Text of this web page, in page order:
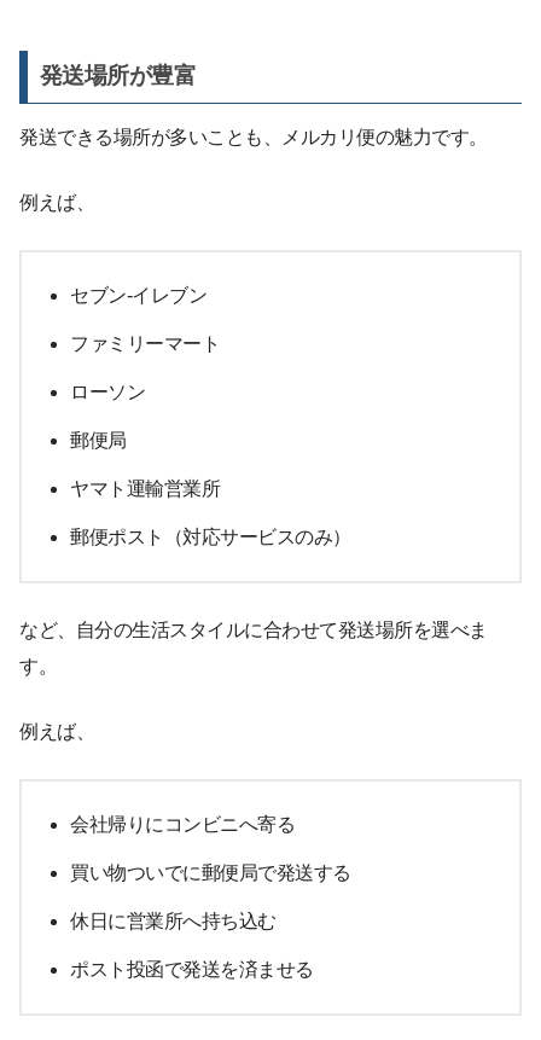
発送場所が豊富
発送できる場所が多いことも、メルカリ便の魅力です。
例えば、
セブン‐イレブン
ファミリーマート
ローソン
郵便局
ヤマト運輸営業所
郵便ポスト（対応サービスのみ）
など、自分の生活スタイルに合わせて発送場所を選べま
す。
例えば、
会社帰りにコンビニへ寄る
買い物ついでに郵便局で発送する
休日に営業所へ持ち込む
ポスト投函で発送を済ませる